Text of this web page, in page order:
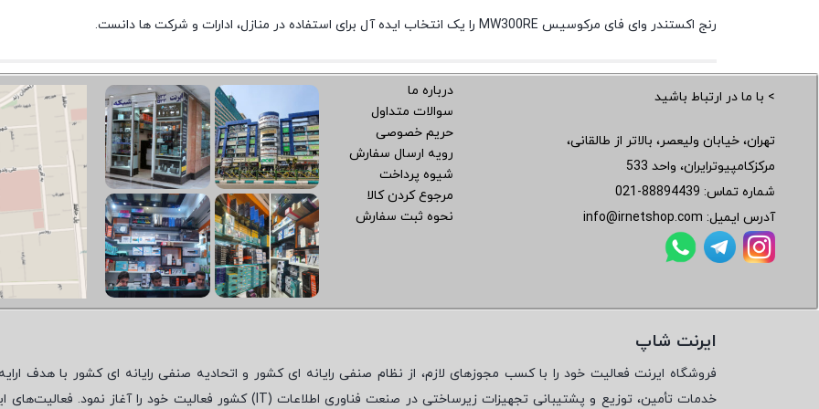
رنج اکستندر وای فای مرکوسیس MW300RE را یک انتخاب ایده آل برای استفاده در منازل، ادارات و شرکت ها دانست.
> با ما در ارتباط باشید
تهران، خیابان ولیعصر، بالاتر از طالقانی،
مرکزکامپیوترایران، واحد 533
شماره تماس: 021-88894439
آدرس ایمیل: info@irnetshop.com
درباره ما
سوالات متداول
حریم خصوصی
رویه ارسال سفارش
شیوه پرداخت
مرجوع کردن کالا
نحوه ثبت سفارش
ایرنت شاپ
فروشگاه ایرنت فعالیت خود را با کسب مجوزهای لازم، از نظام صنفی رایانه ای کشور و اتحادیه صنفی رایانه ای کشور با هدف
خدمات تأمین، توزیع و پشتیبانی تجهیزات زیرساختی در صنعت فناوری اطلاعات (IT) کشور فعالیت خود را آغاز نمود. فعالیت‌های